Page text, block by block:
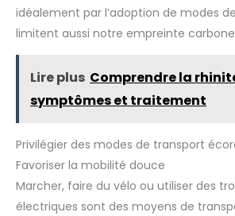
l'usure tout en conservant l'intégrité
mode de lavage doux Design compact :
en s'adaptant aux petites zones avec
opérationnelle
idéalement par l’adoption de modes
limitent aussi notre empreinte
Lire plus Comprendre la
symptômes et traitement
Privilégier des modes de transport
Favoriser la mobilité douce
Marcher, faire du vélo ou utiliser des
électriques sont des moyens de